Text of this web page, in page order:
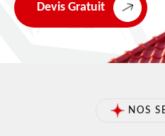
Devis Gratuit
NOS